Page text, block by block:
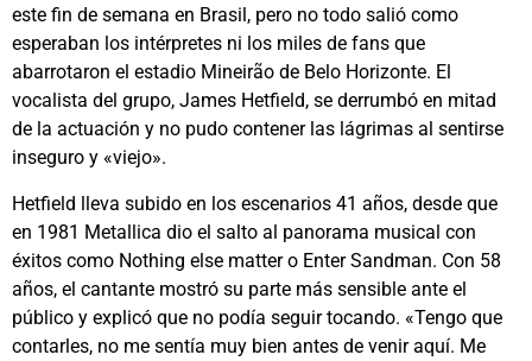
este fin de semana en Brasil, pero no todo salió como
esperaban los intérpretes ni los miles de fans que
abarrotaron el estadio Mineirão de Belo Horizonte. El
vocalista del grupo, James Hetfield, se derrumbó en mitad
de la actuación y no pudo contener las lágrimas al sentirse
inseguro y «viejo».
Hetfield lleva subido en los escenarios 41 años, desde que
en 1981 Metallica dio el salto al panorama musical con
éxitos como Nothing else matter o Enter Sandman. Con 58
años, el cantante mostró su parte más sensible ante el
público y explicó que no podía seguir tocando. «Tengo que
contarles, no me sentía muy bien antes de venir aquí. Me